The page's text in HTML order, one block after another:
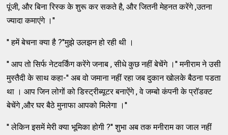
पूंजी, और बिना रिस्क के शुरू कर सकते है, और जितनी मेहनत करेंगे ,उतना
ज्यादा कमाएंगे ।''
'' हमें बेचना क्या है ?''मुझे उलझन हो रही थी ।
'' आप तो सिर्फ नेटवर्किंग करेंगे जनाब , सीधे कुछ नहीं बेचेंगे ।'' मनीराम ने उसी
मुस्तैदी के साथ कहा-'' अब वो जमाना नहीं रहा जब दुकान खोलके बैठना पडता
था । आप जिन लोगों को डिस्ट्रीब्यूटर बनाऐंगे , वे जम्बो कंपनी के प्रॉडक्ट
बेचेंगे ,और घर बैठे मुनाफा आपको मिलेगा ।''
'' लेकिन इसमें मेरी क्या भूमिका होगी ?'' शुभा अब तक मनीराम का जाल नहीं